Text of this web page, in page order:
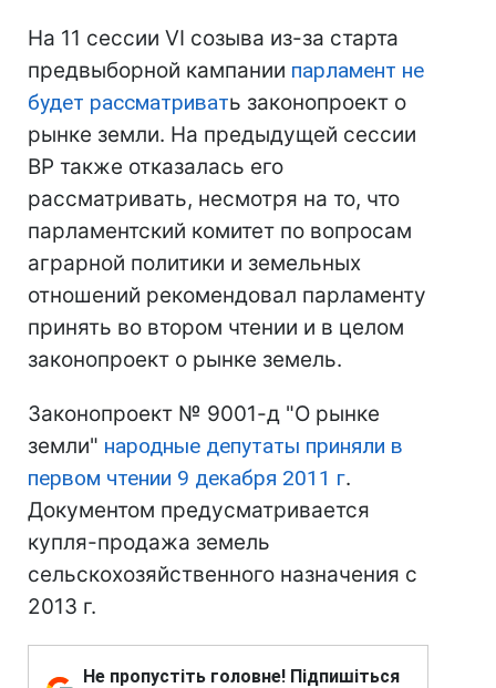
На 11 сессии VI созыва из-за старта
предвыборной кампании парламент не
будет рассматривать законопроект о
рынке земли. На предыдущей сессии
ВР также отказалась его
рассматривать, несмотря на то, что
парламентский комитет по вопросам
аграрной политики и земельных
отношений рекомендовал парламенту
принять во втором чтении и в целом
законопроект о рынке земель.
Законопроект № 9001-д "О рынке
земли" народные депутаты приняли в
первом чтении 9 декабря 2011 г.
Документом предусматривается
купля-продажа земель
сельскохозяйственного назначения с
2013 г.
Не пропустіть головне! Підпишіться